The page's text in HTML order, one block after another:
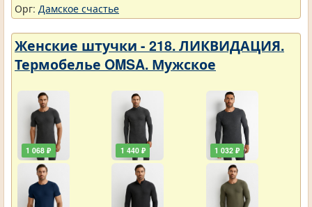
Орг: Дамское счастье
Женские штучки - 218. ЛИКВИДАЦИЯ.
Термобелье OMSA. Мужское
1 068 ₽ 1 440 ₽ 1 032 ₽